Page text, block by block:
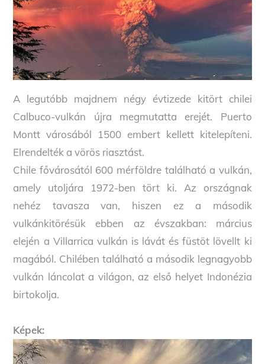
A legutóbb majdnem négy évtizede kitört chilei
Calbuco-vulkán újra megmutatta erejét. Puerto
Montt városából 1500 embert kellett kitelepíteni.
Elrendelték a vörös riasztást.
Chile fővárosától 600 mérföldre található a vulkán,
amely utoljára 1972-ben tört ki. Az országnak
nehéz tavasza van, hiszen ez a második
vulkánkitörésük ebben az évszakban: március
elején a Villarrica vulkán is lávát és füstöt lövellt ki
magából. Chilében található a második legnagyobb
vulkán láncolat a világon, az első helyet Indonézia
birtokolja.
Képek: